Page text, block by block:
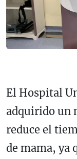
El Hospital
adquirido un
reduce el
de mama, ya